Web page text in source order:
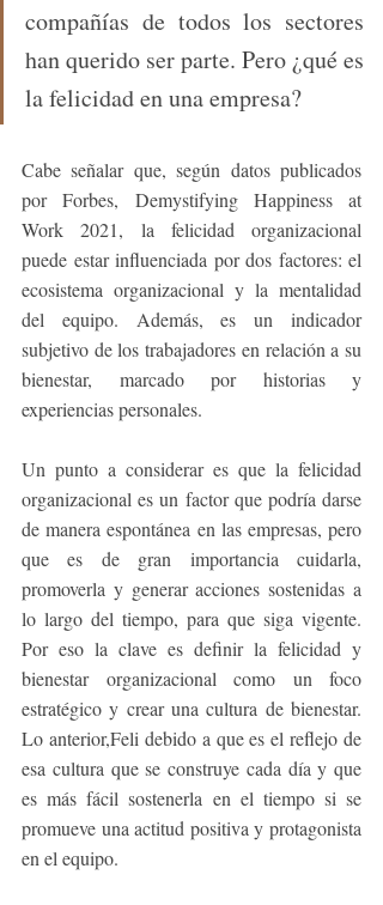
compañías de todos los sectores
han querido ser parte. Pero ¿qué es
la felicidad en una empresa?
Cabe señalar que, según datos publicados
por Forbes, Demystifying Happiness at
Work 2021, la felicidad organizacional
puede estar influenciada por dos factores: el
ecosistema organizacional y la mentalidad
del equipo. Además, es un indicador
subjetivo de los trabajadores en relación a su
bienestar, marcado por historias y
experiencias personales.
Un punto a considerar es que la felicidad
organizacional es un factor que podría darse
de manera espontánea en las empresas, pero
que es de gran importancia cuidarla,
promoverla y generar acciones sostenidas a
lo largo del tiempo, para que siga vigente.
Por eso la clave es definir la felicidad y
bienestar organizacional como un foco
estratégico y crear una cultura de bienestar.
Lo anterior,Feli debido a que es el reflejo de
esa cultura que se construye cada día y que
es más fácil sostenerla en el tiempo si se
promueve una actitud positiva y protagonista
en el equipo.